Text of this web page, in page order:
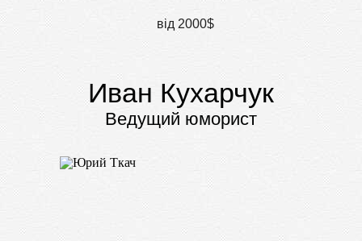
від 2000$
Иван Кухарчук
Ведущий юморист